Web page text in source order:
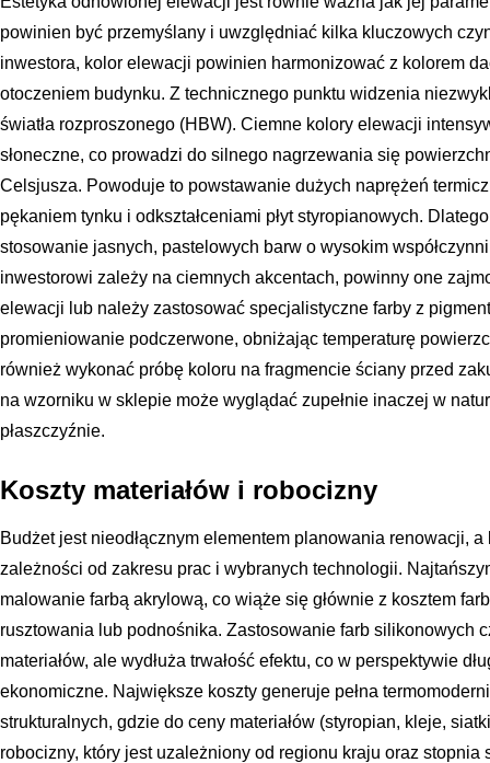
powinien być przemyślany i uwzględniać kilka kluczowych
inwestora, kolor elewacji powinien harmonizować z kolorem
otoczeniem budynku. Z technicznego punktu widzenia
światła rozproszonego (HBW). Ciemne kolory elewacji
słoneczne, co prowadzi do silnego nagrzewania się
Celsjusza. Powoduje to powstawanie dużych naprężeń
pękaniem tynku i odkształceniami płyt styropianowych.
stosowanie jasnych, pastelowych barw o wysokim
inwestorowi zależy na ciemnych akcentach, powinny one
elewacji lub należy zastosować specjalistyczne farby z
promieniowanie podczerwone, obniżając temperaturę
również wykonać próbę koloru na fragmencie ściany przed
na wzorniku w sklepie może wyglądać zupełnie inaczej w
płaszczyźnie.
Koszty materiałów i robocizny
Budżet jest nieodłącznym elementem planowania renowacji,
zależności od zakresu prac i wybranych technologii.
malowanie farbą akrylową, co wiąże się głównie z kosztem
rusztowania lub podnośnika. Zastosowanie farb silikonowych
materiałów, ale wydłuża trwałość efektu, co w perspektywie
ekonomiczne. Największe koszty generuje pełna
strukturalnych, gdzie do ceny materiałów (styropian, kleje,
robocizny, który jest uzależniony od regionu kraju oraz stopnia